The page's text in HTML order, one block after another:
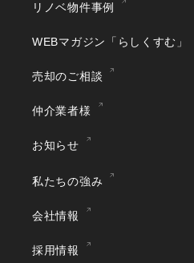
リノベ物件事例
WEBマガジン「らしくすむ」
売却のご相談
仲介業者様
お知らせ
私たちの強み
会社情報
採用情報